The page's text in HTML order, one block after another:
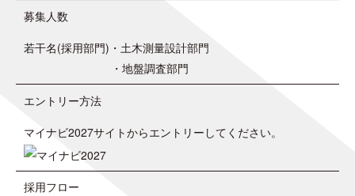
募集人数
若干名(採用部門)・土木測量設計部門
・地盤調査部門
エントリー方法
マイナビ2027サイトからエントリーしてください。
採用フロー